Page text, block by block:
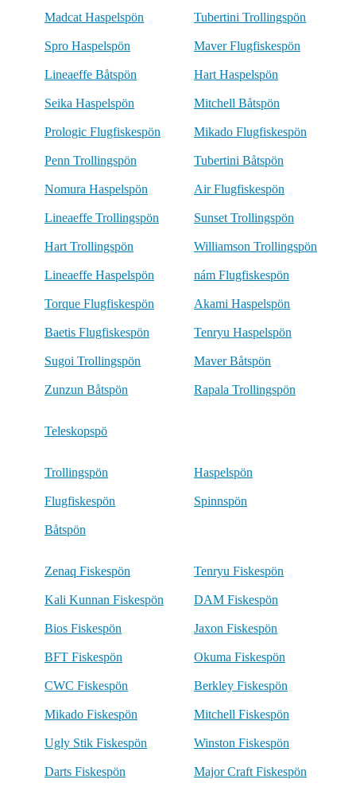
Madcat Haspelspön Tubertini Trollingspön
Spro Haspelspön Maver Flugfiskespön
Lineaeffe Båtspön Hart Haspelspön
Seika Haspelspön Mitchell Båtspön
Prologic Flugfiskespön Mikado Flugfiskespön
Penn Trollingspön Tubertini Båtspön
Nomura Haspelspön Air Flugfiskespön
Lineaeffe Trollingspön Sunset Trollingspön
Hart Trollingspön Williamson Trollingspön
Lineaeffe Haspelspön nám Flugfiskespön
Torque Flugfiskespön Akami Haspelspön
Baetis Flugfiskespön Tenryu Haspelspön
Sugoi Trollingspön Maver Båtspön
Zunzun Båtspön Rapala Trollingspön
Teleskopspö
Trollingspön Haspelspön
Flugfiskespön Spinnspön
Båtspön
Zenaq Fiskespön Tenryu Fiskespön
Kali Kunnan Fiskespön DAM Fiskespön
Bios Fiskespön Jaxon Fiskespön
BFT Fiskespön Okuma Fiskespön
CWC Fiskespön Berkley Fiskespön
Mikado Fiskespön Mitchell Fiskespön
Ugly Stik Fiskespön Winston Fiskespön
Darts Fiskespön Major Craft Fiskespön